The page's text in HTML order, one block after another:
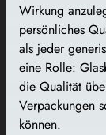
Wirkung
persönliches
als jeder
eine Rolle:
die Qualität
Verpackungen
können.